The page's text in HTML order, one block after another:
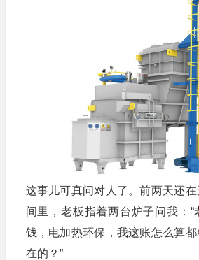
这事儿可真问对人了。前两天还
间里，老板指着两台炉子问我：
钱，电加热环保，我这账怎么算
在的？”